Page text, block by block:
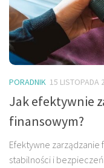
PORADNIK 15 LISTOPADA
Jak efektywnie
finansowym?
Efektywne zarządzanie
stabilności i